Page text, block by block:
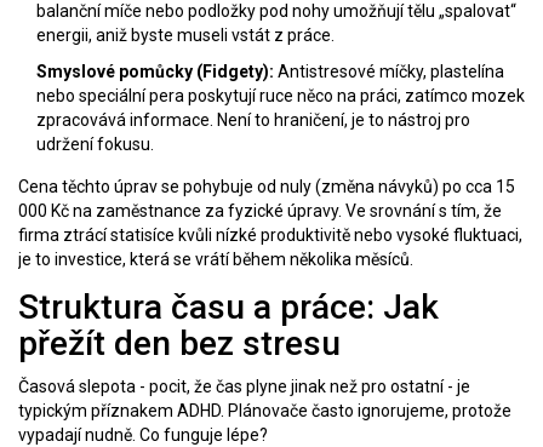
balanční míče nebo podložky pod nohy umožňují tělu „spalovat“
energii, aniž byste museli vstát z práce.
Smyslové pomůcky (Fidgety): Antistresové míčky, plastelína
nebo speciální pera poskytují ruce něco na práci, zatímco mozek
zpracovává informace. Není to hraničení, je to nástroj pro
udržení fokusu.
Cena těchto úprav se pohybuje od nuly (změna návyků) po cca 15
000 Kč na zaměstnance za fyzické úpravy. Ve srovnání s tím, že
firma ztrácí statisíce kvůli nízké produktivitě nebo vysoké fluktuaci,
je to investice, která se vrátí během několika měsíců.
Struktura času a práce: Jak
přežít den bez stresu
Časová slepota - pocit, že čas plyne jinak než pro ostatní - je
typickým příznakem ADHD. Plánovače často ignorujeme, protože
vypadají nudně. Co funguje lépe?